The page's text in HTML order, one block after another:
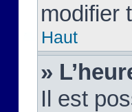
modifier
Haut
»
Il est